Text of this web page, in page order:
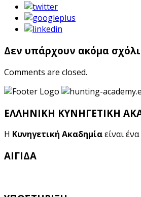
Δεν υπάρχουν ακόμα
Comments are closed.
ΕΛΛΗΝΙΚΗ ΚΥΝΗΓΕΤΙΚΗ
Η Κυνηγετική Ακαδημίαείναι
ΑΙΓΙΔΑ